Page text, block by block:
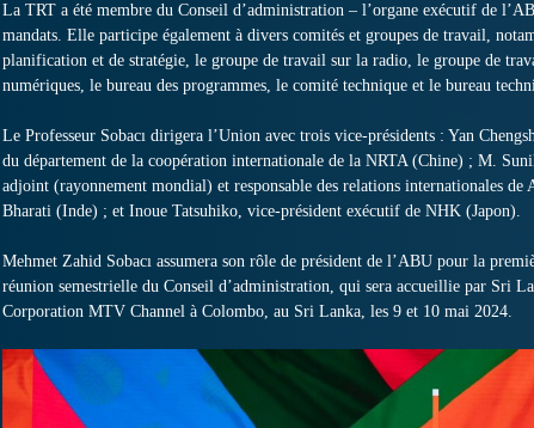
La TRT a été membre du Conseil d’administration – l’organe exécutif de
mandats. Elle participe également à divers comités et groupes de travail,
planification et de stratégie, le groupe de travail sur la radio, le groupe de
numériques, le bureau des programmes, le comité technique et le bureau
Le Professeur Sobacı dirigera l’Union avec trois vice-présidents : Yan
du département de la coopération internationale de la NRTA (Chine) ; M.
adjoint (rayonnement mondial) et responsable des relations internationales de
Bharati (Inde) ; et Inoue Tatsuhiko, vice-président exécutif de NHK (Japon).
Mehmet Zahid Sobacı assumera son rôle de président de l’ABU pour la
réunion semestrielle du Conseil d’administration, qui sera accueillie par Sri
Corporation MTV Channel à Colombo, au Sri Lanka, les 9 et 10 mai 2024.